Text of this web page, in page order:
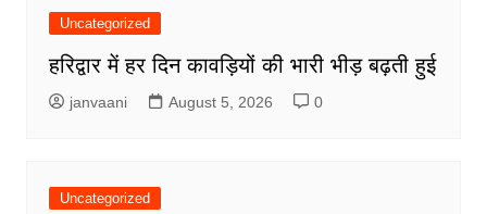
Uncategorized
हरिद्वार में हर दिन कावड़ियों की भारी भीड़ बढ़ती हुई
janvaani August 5, 2026 0
Uncategorized